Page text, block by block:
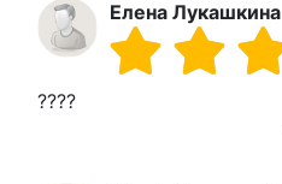
Елена Лукашкина
????